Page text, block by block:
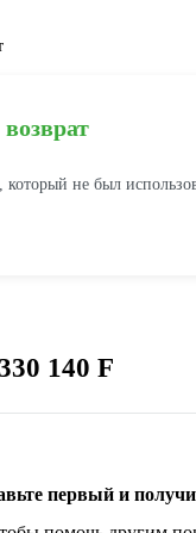
не был
140 F
первый и